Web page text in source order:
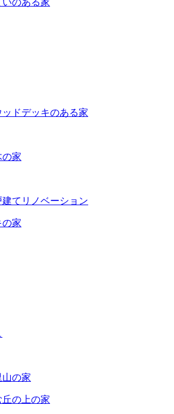
のある家
ドデッキのある家
の家
てリノベーション
の家
の家
の上の家